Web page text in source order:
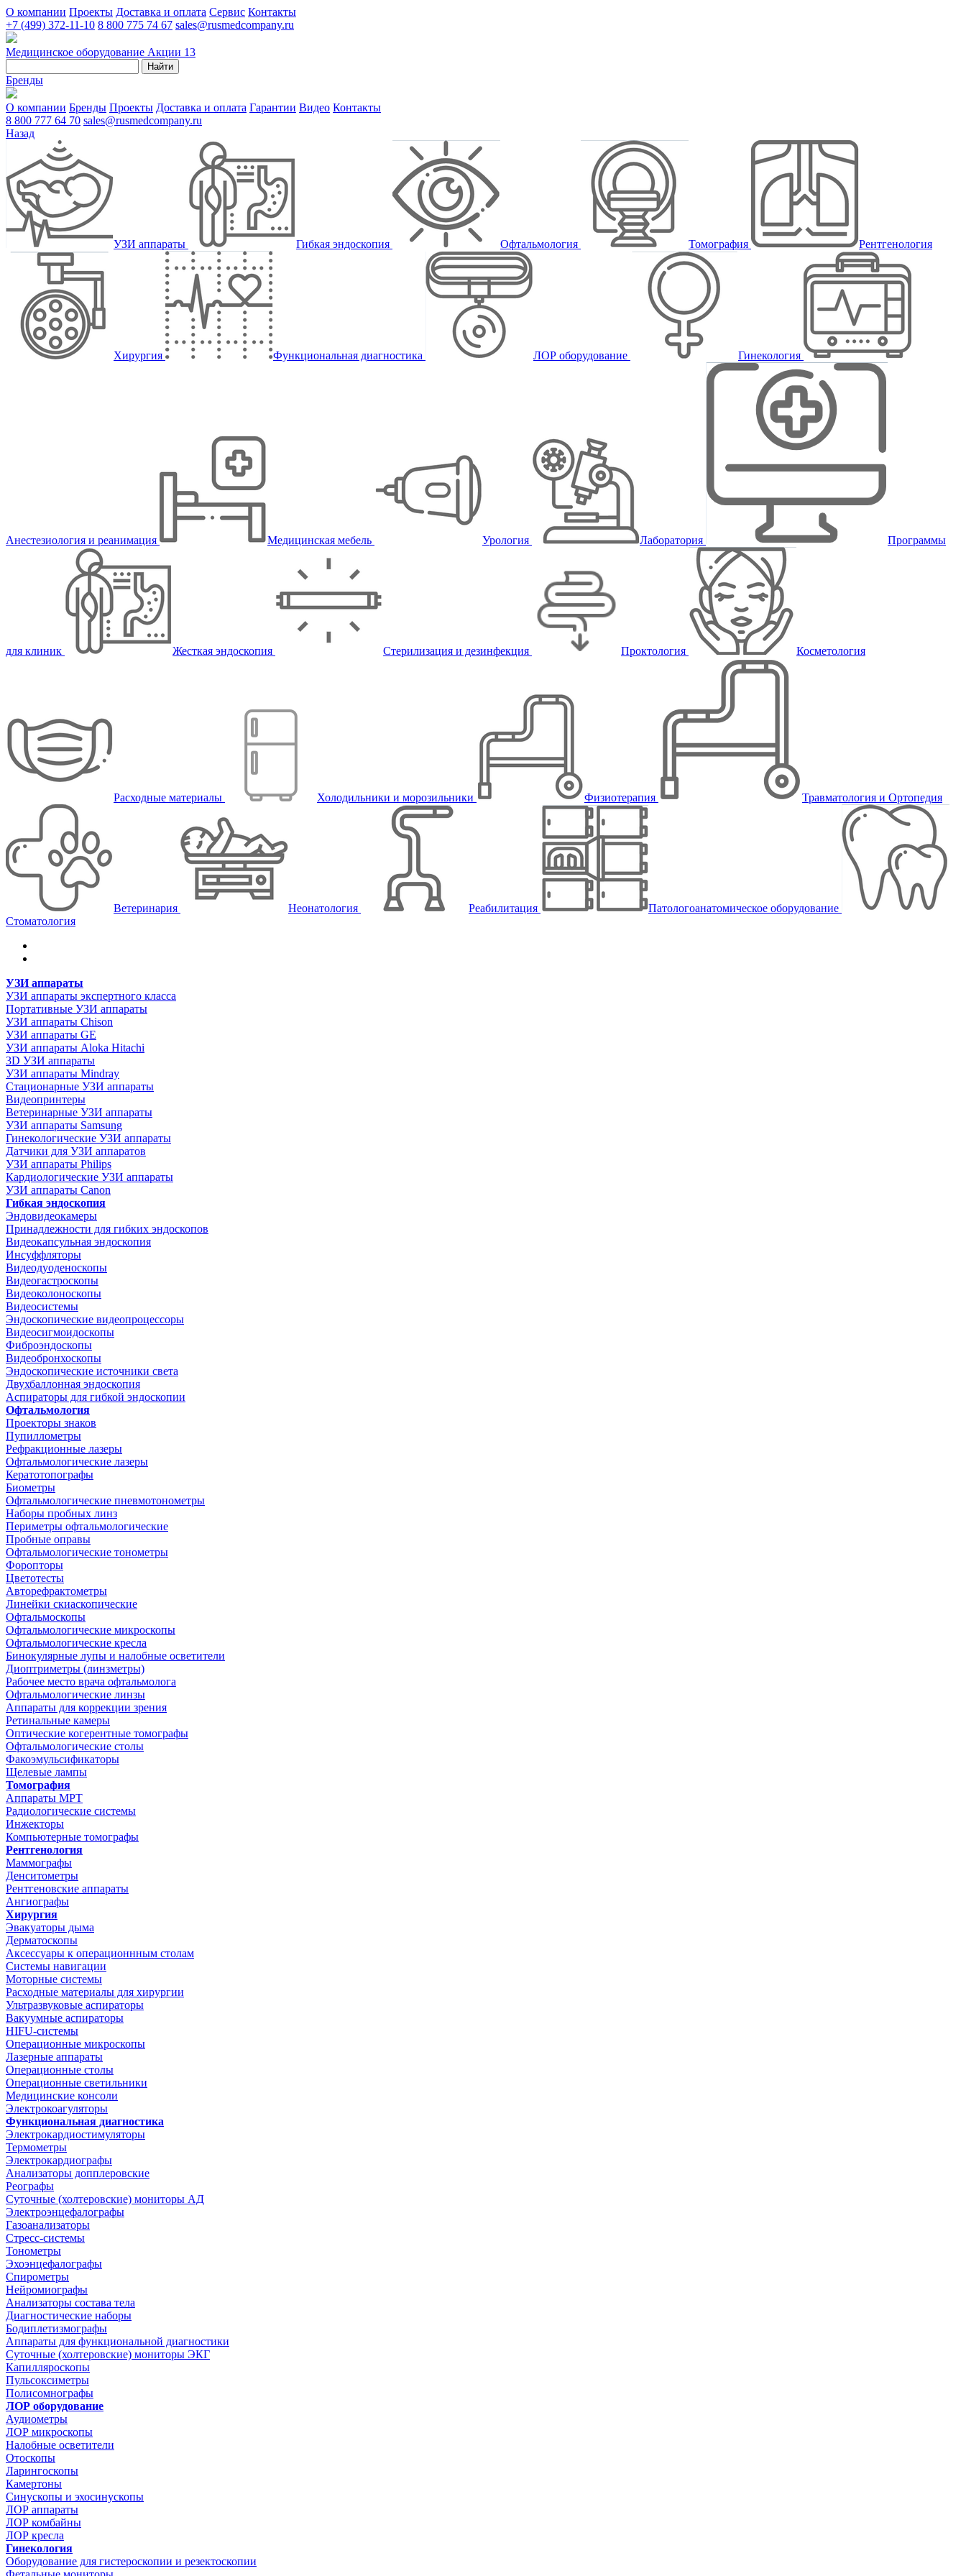
О компании Проекты Доставка и оплата Сервис Контакты
+7 (499) 372-11-10 8 800 775 74 67 sales@rusmedcompany.ru
Медицинское оборудование Акции 13
Найти
Бренды
О компании Бренды Проекты Доставка и оплата Гарантии Видео Контакты
8 800 777 64 70 sales@rusmedcompany.ru
Назад
УЗИ аппараты Гибкая эндоскопия Офтальмология Томография Рентгенология
Хирургия Функциональная диагностика ЛОР оборудование Гинекология
Анестезиология и реанимация Медицинская мебель Урология Лаборатория Программы
для клиник Жесткая эндоскопия Стерилизация и дезинфекция Проктология Косметология
Расходные материалы Холодильники и морозильники Физиотерапия Травматология и Ортопедия
Ветеринария Неонатология Реабилитация
Патологоанатомическое оборудование
Стоматология
УЗИ аппараты
УЗИ аппараты экспертного класса
Портативные УЗИ аппараты
УЗИ аппараты Chison
УЗИ аппараты GE
УЗИ аппараты Aloka Hitachi
3D УЗИ аппараты
УЗИ аппараты Mindray
Стационарные УЗИ аппараты
Видеопринтеры
Ветеринарные УЗИ аппараты
УЗИ аппараты Samsung
Гинекологические УЗИ аппараты
Датчики для УЗИ аппаратов
УЗИ аппараты Philips
Кардиологические УЗИ аппараты
УЗИ аппараты Canon
Гибкая эндоскопия
Эндовидеокамеры
Принадлежности для гибких эндоскопов
Видеокапсульная эндоскопия
Инсуффляторы
Видеодуоденоскопы
Видеогастроскопы
Видеоколоноскопы
Видеосистемы
Эндоскопические видеопроцессоры
Видеосигмоидоскопы
Фиброэндоскопы
Видеобронхоскопы
Эндоскопические источники света
Двухбаллонная эндоскопия
Аспираторы для гибкой эндоскопии
Офтальмология
Проекторы знаков
Пупиллометры
Рефракционные лазеры
Офтальмологические лазеры
Кератотопографы
Биометры
Офтальмологические пневмотонометры
Наборы пробных линз
Периметры офтальмологические
Пробные оправы
Офтальмологические тонометры
Форопторы
Цветотесты
Авторефрактометры
Линейки скиаскопические
Офтальмоскопы
Офтальмологические микроскопы
Офтальмологические кресла
Бинокулярные лупы и налобные осветители
Диоптриметры (линзметры)
Рабочее место врача офтальмолога
Офтальмологические линзы
Аппараты для коррекции зрения
Ретинальные камеры
Оптические когерентные томографы
Офтальмологические столы
Факоэмульсификаторы
Щелевые лампы
Томография
Аппараты МРТ
Радиологические системы
Инжекторы
Компьютерные томографы
Рентгенология
Маммографы
Денситометры
Рентгеновские аппараты
Ангиографы
Хирургия
Эвакуаторы дыма
Дерматоскопы
Аксессуары к операционнным столам
Системы навигации
Моторные системы
Расходные материалы для хирургии
Ультразвуковые аспираторы
Вакуумные аспираторы
HIFU-системы
Операционные микроскопы
Лазерные аппараты
Операционные столы
Операционные светильники
Медицинские консоли
Электрокоагуляторы
Функциональная диагностика
Электрокардиостимуляторы
Термометры
Электрокардиографы
Анализаторы допплеровские
Реографы
Суточные (холтеровские) мониторы АД
Электроэнцефалографы
Газоанализаторы
Стресс-системы
Тонометры
Эхоэнцефалографы
Спирометры
Нейромиографы
Анализаторы состава тела
Диагностические наборы
Бодиплетизмографы
Аппараты для функциональной диагностики
Суточные (холтеровские) мониторы ЭКГ
Капилляроскопы
Пульсоксиметры
Полисомнографы
ЛОР оборудование
Аудиометры
ЛОР микроскопы
Налобные осветители
Отоскопы
Ларингоскопы
Камертоны
Синускопы и эхосинускопы
ЛОР аппараты
ЛОР комбайны
ЛОР кресла
Гинекология
Оборудование для гистероскопии и резектоскопии